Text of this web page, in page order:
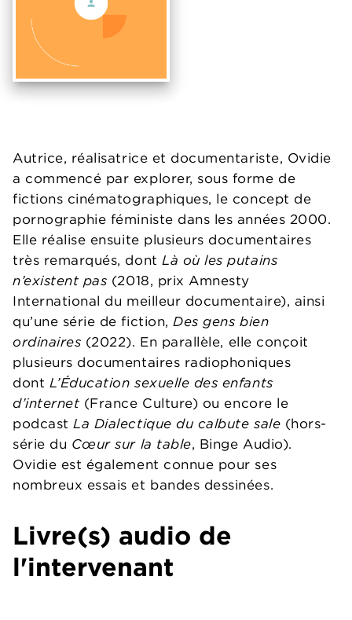
Autrice, réalisatrice et documentariste, Ovidie
a commencé par explorer, sous forme de
fictions cinématographiques, le concept de
pornographie féministe dans les années 2000.
Elle réalise ensuite plusieurs documentaires
très remarqués, dont Là où les putains
n’existent pas (2018, prix Amnesty
International du meilleur documentaire), ainsi
qu’une série de fiction,Des gens bien
ordinaires (2022). En parallèle, elle conçoit
plusieurs documentaires radiophoniques
dont L’Éducation sexuelle des enfants
d’internet (France Culture) ou encore le
podcastLa Dialectique du calbute sale (hors-
série du Cœur sur la table, Binge Audio).
Ovidie est également connue pour ses
nombreux essais et bandes dessinées.
Livre(s) audio de
l'intervenant